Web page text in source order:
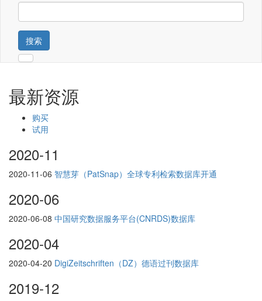
搜索
最新资源
购买
试用
2020-11
2020-11-06 智慧芽（PatSnap）全球专利检索数据库开通
2020-06
2020-06-08 中国研究数据服务平台(CNRDS)数据库
2020-04
2020-04-20 DigiZeitschriften（DZ）德语过刊数据库
2019-12